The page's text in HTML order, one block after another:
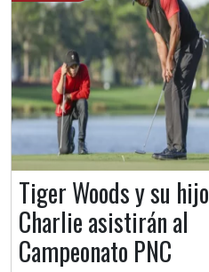
Tiger Woods y su hijo
Charlie asistirán al
Campeonato PNC